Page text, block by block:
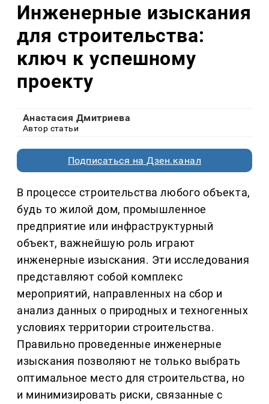
Инженерные изыскания
для строительства:
ключ к успешному
проекту
Анастасия Дмитриева
Автор статьи
Подписаться на Дзен.канал
В процессе строительства любого объекта,
будь то жилой дом, промышленное
предприятие или инфраструктурный
объект, важнейшую роль играют
инженерные изыскания. Эти исследования
представляют собой комплекс
мероприятий, направленных на сбор и
анализ данных о природных и техногенных
условиях территории строительства.
Правильно проведенные инженерные
изыскания позволяют не только выбрать
оптимальное место для строительства, но
и минимизировать риски, связанные с